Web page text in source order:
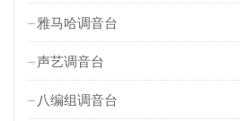
雅马哈调音台
声艺调音台
八编组调音台